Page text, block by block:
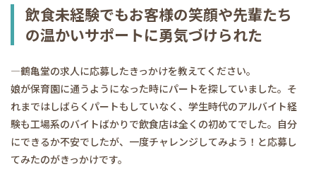
飲食未経験でもお客様の笑顔や先輩たち
の温かいサポートに勇気づけられた
―鶴亀堂の求人に応募したきっかけを教えてください。
娘が保育園に通うようになった時にパートを探していました。そ
れまではしばらくパートもしていなく、学生時代のアルバイト経
験も工場系のバイトばかりで飲食店は全くの初めてでした。自分
にできるか不安でしたが、一度チャレンジしてみよう！と応募し
てみたのがきっかけです。